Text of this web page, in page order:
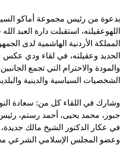
عائلته، وإلى عائلات أعضاء جمعية
دعمهم وصبرهم خلال فترة التحضير
لعائلتي، ولعائلات كل تجار وصناعيي
يرونا خلال الأسبوعين الماضيين،
دعمكم وتضحياتكم.” مؤكداً أن هذا
تكاتف الجميع وروح الفريق التي
يبقى الأمل قائماً، قائلاً: “لبنان…
جميع الحاضرين فرداً فرداً.
وتخللت الأمسية فقرات فنية وشعرية
وسط أجواء مميزة عكست روح
بدعوة من رئيس مجموعة أماكو
اللهوعقيلته، استقبلت دارة العبد
المملكة الأردنية الهاشمية لدى
الحديد وعقيلته، في لقاء ودي
والمودة والاحترام التي تجمع
الشخصيات السياسية والدينية
وشارك في اللقاء كل من: سعادة
جبور، محمد يحيى، أحمد رستم، رئيس
في عكار الدكتور الشيخ مالك
وعضو المجلس الإسلامي الشرعي